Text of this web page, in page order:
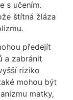
s učením.
štítná žláza
předejít
a zabránit
riziko
mohou být
matky,